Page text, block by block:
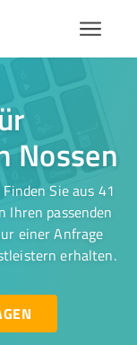
Nossen
Sie aus 41
Ihren passenden
einer Anfrage
erhalten.